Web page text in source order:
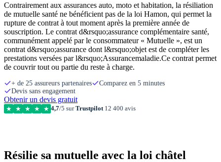
Contrairement aux assurances auto, moto et habitation, la résiliation
de mutuelle santé ne bénéficient pas de la loi Hamon, qui permet la
rupture de contrat à tout moment après la première année de
souscription. Le contrat d&rsquo;assurance complémentaire santé,
communément appelé par le consommateur « Mutuelle », est un
contrat d&rsquo;assurance dont l&rsquo;objet est de compléter les
prestations versées par l&rsquo;Assurancemaladie.Ce contrat permet
de couvrir tout ou partie du reste à charge.
+ de 25 assureurs partenaires
Comparez en 5 minutes
Devis sans engagement
Obtenir un devis gratuit
★ ★ ★ ★ ★ 4,7/5 surTrustpilot12 400 avis
Résilie sa mutuelle avec la loi châtel